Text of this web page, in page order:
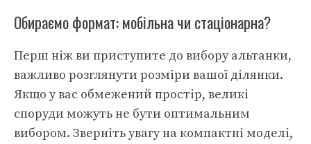
Обираємо формат: мобільна чи стаціонарна?
Перш ніж ви приступите до вибору альтанки,
важливо розглянути розміри вашої ділянки.
Якщо у вас обмежений простір, великі
споруди можуть не бути оптимальним
вибором. Зверніть увагу на компактні моделі,